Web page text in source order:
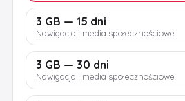
3 GB — 15 dni
Nawigacja i media społecznościowe
3 GB — 30 dni
Nawigacja i media społecznościowe